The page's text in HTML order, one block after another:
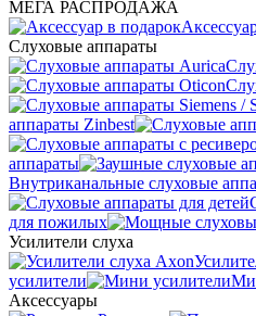
МЕГА РАСПРОДАЖА
Слуховые аппараты
аппараты Zinbest
аппараты
Внутриканальные слуховые
для пожилых
Усилители слуха
усилители
Аксессуары